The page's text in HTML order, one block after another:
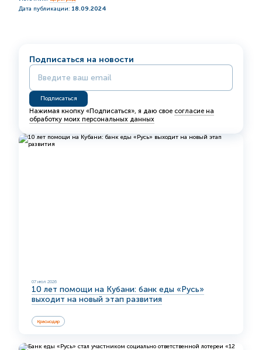
Дата публикации: 18.09.2024
Подписаться на новости
Нажимая кнопку «Подписаться», я даю свое согласие на
обработку моих персональных данных
07 июл 2026
10 лет помощи на Кубани: банк еды «Русь»
выходит на новый этап развития
Краснодар